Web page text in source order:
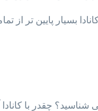
بسیار پایین تر از
چقدر با